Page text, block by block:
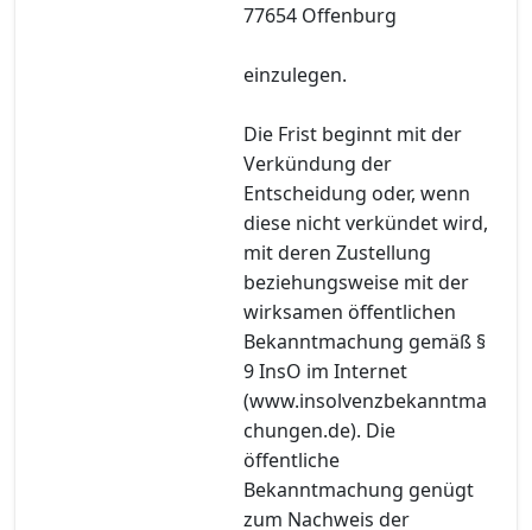
77654 Offenburg
einzulegen.
Die Frist beginnt mit der
Verkündung der
Entscheidung oder, wenn
diese nicht verkündet wird,
mit deren Zustellung
beziehungsweise mit der
wirksamen öffentlichen
Bekanntmachung gemäß §
9 InsO im Internet
(www.insolvenzbekanntma
chungen.de). Die
öffentliche
Bekanntmachung genügt
zum Nachweis der